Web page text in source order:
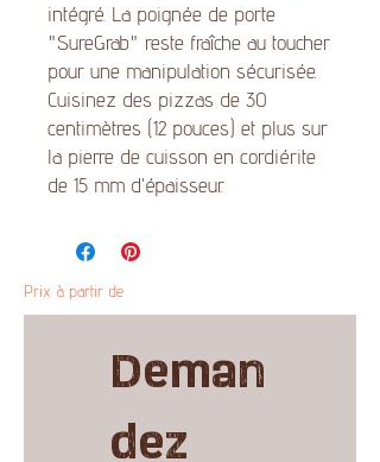
intégré. La poignée de porte
"SureGrab" reste fraîche au toucher
pour une manipulation sécurisée.
Cuisinez des pizzas de 30
centimètres (12 pouces) et plus sur
la pierre de cuisson en cordiérite
de 15 mm d'épaisseur.
Prix à partir de
Deman
dez